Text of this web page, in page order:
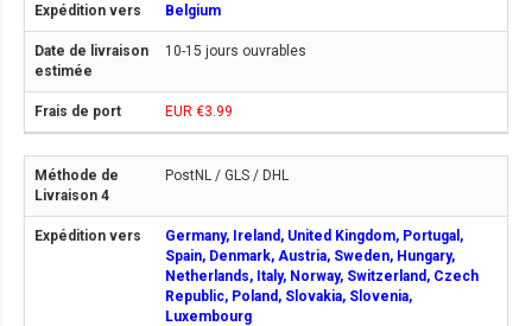
Belgium
10-15 jours ouvrables
EUR €3.99
PostNL / GLS / DHL
Germany, Ireland, United Kingdom, Portugal,
Spain, Denmark, Austria, Sweden, Hungary,
Netherlands, Italy, Norway, Switzerland, Czech
Republic, Poland, Slovakia, Slovenia,
Luxembourg